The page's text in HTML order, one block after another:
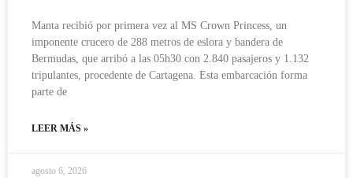
Manta recibió por primera vez al MS Crown Princess, un
imponente crucero de 288 metros de eslora y bandera de
Bermudas, que arribó a las 05h30 con 2.840 pasajeros y 1.132
tripulantes, procedente de Cartagena. Esta embarcación forma
parte de
LEER MÁS »
agosto 6, 2026